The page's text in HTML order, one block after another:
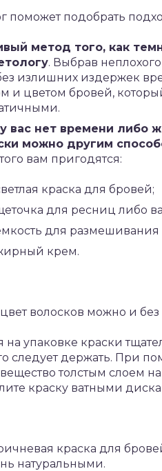
поможет подобрать
метод того, как
. Выбрав
излишних издержек
и цветом бровей,
вас нет времени либо
можно другим
вам пригодятся:
краска для бровей;
для ресниц либо
для размешивания
крем.
волосков можно и
упаковке краски
следует держать. При
толстым слоем
краску ватными
краска для
натуральными.